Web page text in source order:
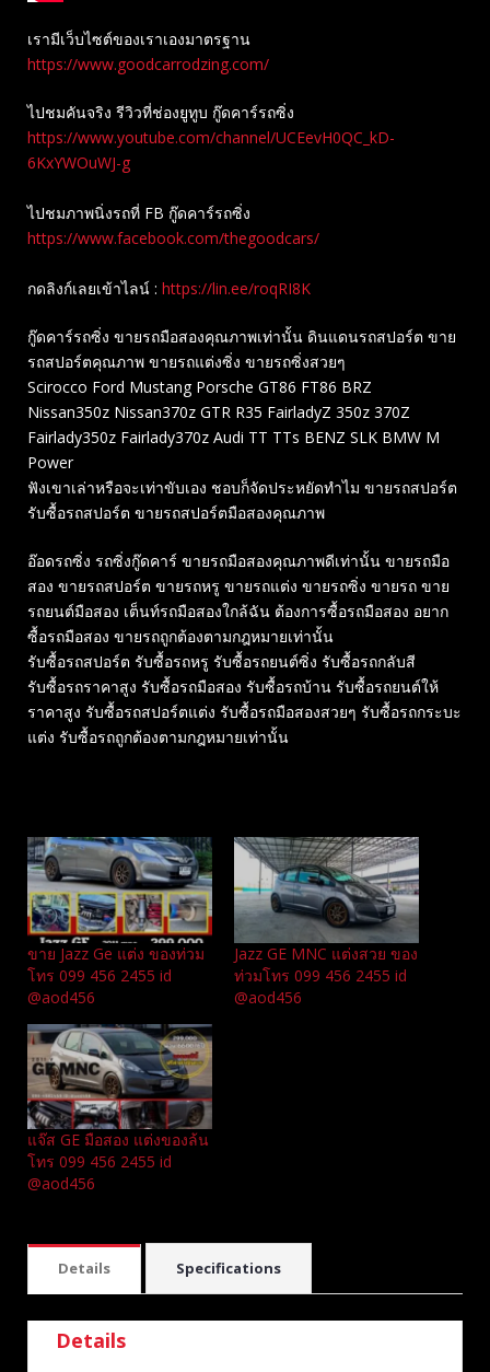
เรามีเว็บไซต์ของเราเองมาตรฐาน
https://www.goodcarrodzing.com/
ไปชมคันจริง รีวิวที่ช่องยู​ทูบ​ กู๊ดคาร์รถซิ่ง
https://www.youtube.com/channel/UCEevH0QC_kD-
6KxYWOuWJ-g
ไปชมภาพนิ่งรถที่ FB กู๊ดคาร์รถซิ่ง
https://www.facebook.com/thegoodcars/
กดลิงก์เลยเข้าไลน์ : https://lin.ee/roqRI8K
กู๊ดคาร์รถซิ่ง ขายรถมือสองคุณภาพเท่านั้น ดินแดนรถสปอร์ต ขาย
รถสปอร์ตคุณภาพ ขายรถแต่งซิ่ง ขายรถซิ่งสวยๆ
Scirocco Ford Mustang Porsche GT86 FT86 BRZ
Nissan350z Nissan370z GTR R35 FairladyZ 350z 370Z
Fairlady350z Fairlady370z Audi TT TTs BENZ SLK BMW M
Power
ฟังเขาเล่าหรือจะเท่าขับเอง ชอบก็จัดประหยัดทำไม ขายรถสปอร์ต
รับซื้อรถสปอร์ต ขายรถสปอร์ตมือสองคุณภาพ
อ๊อดรถซิ่ง รถซิ่งกู๊ดคาร์ ขายรถมือสองคุณภาพดีเท่านั้น ขายรถมือ
สอง ขายรถสปอร์ต ขายรถหรู ขายรถแต่ง ขายรถซิ่ง ขายรถ ขาย
รถยนต์มือสอง เต็นท์รถมือสองใกล้ฉัน ต้องการซื้อรถมือสอง อยาก
ซื้อรถมือสอง ขายรถถูกต้องตามกฎหมายเท่านั้น
รับซื้อรถสปอร์ต รับซื้อรถหรู รับซื้อรถยนต์ซิ่ง รับซื้อรถกลับสี
รับซื้อรถราคาสูง รับซื้อรถมือสอง รับซื้อรถบ้าน รับซื้อรถยนต์ให้
ราคาสูง รับซื้อรถสปอร์ตแต่ง รับซื้อรถมือสองสวยๆ รับซื้อรถกระบะ
แต่ง รับซื้อรถถูกต้องตามกฎหมายเท่านั้น
ขาย Jazz Ge แต่ง ของท่วม
โทร 099 456 2455 id
@aod456
Jazz GE MNC แต่งสวย ของ
ท่วมโทร 099 456 2455 id
@aod456
แจ๊ส GE มือสอง แต่งของล้น
โทร 099 456 2455 id
@aod456
Details Specifications
Details